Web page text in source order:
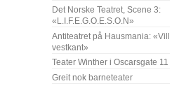
Det Norske Teatret, Scene 3:
«L.I.F.E.G.O.E.S.O.N»
Antiteatret på Hausmania: «Vill
vestkant»
Teater Winther i Oscarsgate 11
Greit nok barneteater